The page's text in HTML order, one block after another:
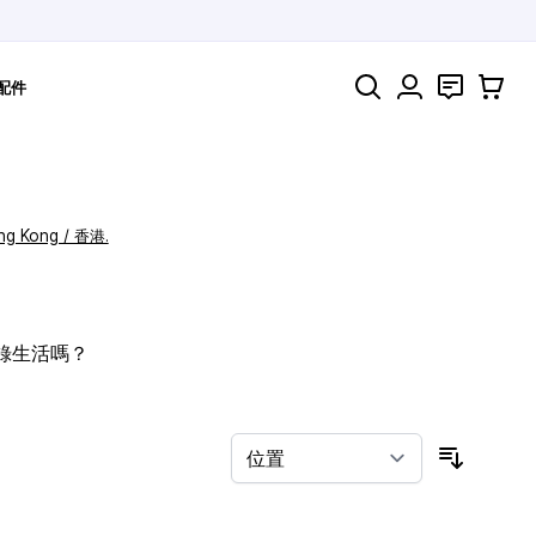
件 搜索 聯絡 購物車
Kong / 香港.
生活嗎？